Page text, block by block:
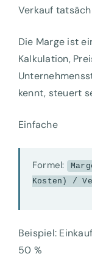
Verkauf
Die Marge ist
Kalkulation,
kennt, steuert
Einfache
Formel:
Kosten) /
Beispiel:
50 %